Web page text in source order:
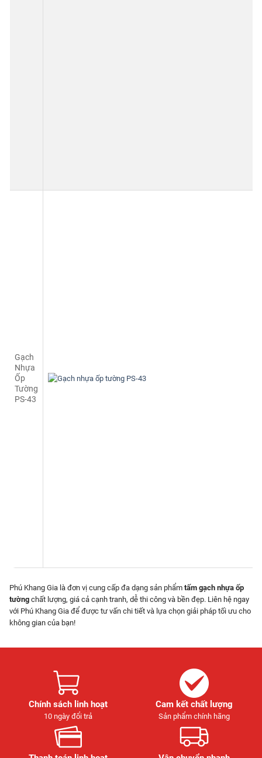
Gạch
Nhựa
Ốp
Tường
PS-43
Phú Khang Gia là đơn vị cung cấp đa dạng sản phẩm tấm gạch nhựa ốp
tường chất lượng, giá cả cạnh tranh, dễ thi công và bền đẹp. Liên hệ ngay
với Phú Khang Gia để được tư vấn chi tiết và lựa chọn giải pháp tối ưu cho
không gian của bạn!
Chính sách linh hoạt
10 ngày đổi trả
Cam kết chất lượng
Sản phẩm chính hãng